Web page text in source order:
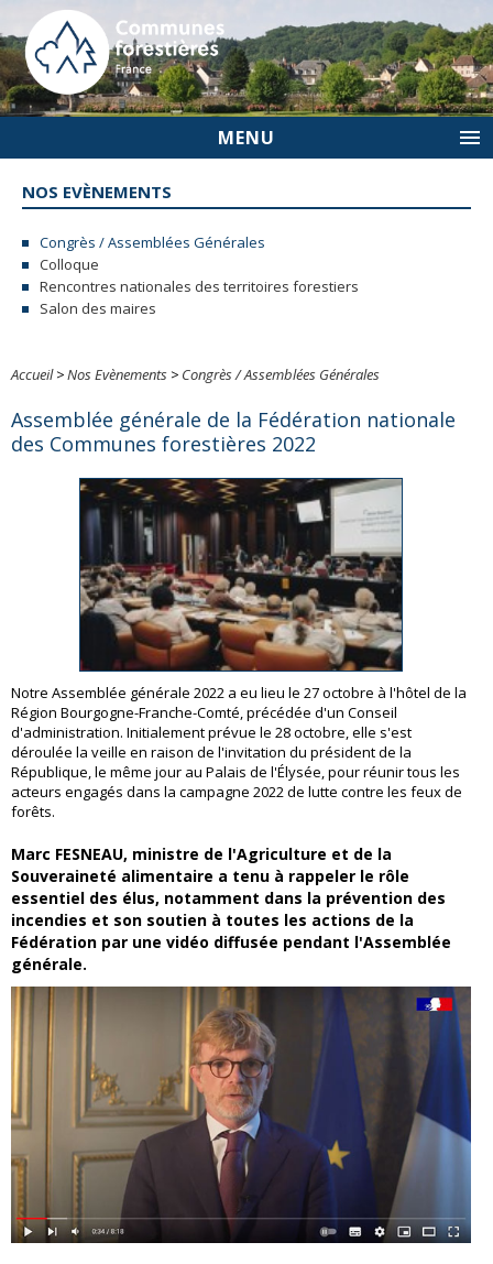
MENU
NOS EVÈNEMENTS
Congrès / Assemblées Générales
Colloque
Rencontres nationales des territoires forestiers
Salon des maires
Accueil>Nos Evènements > Congrès / Assemblées Générales
Assemblée générale de la Fédération nationale
des Communes forestières 2022
Notre Assemblée générale 2022 a eu lieu le 27 octobre à l'hôtel de la
Région Bourgogne-Franche-Comté, précédée d'un Conseil
d'administration. Initialement prévue le 28 octobre, elle s'est
déroulée la veille en raison de l'invitation du président de la
République, le même jour au Palais de l'Élysée, pour réunir tous les
acteurs engagés dans la campagne 2022 de lutte contre les feux de
forêts.
Marc FESNEAU, ministre de l'Agriculture et de la
Souveraineté alimentaire a tenu à rappeler le rôle
essentiel des élus, notamment dans la prévention des
incendies et son soutien à toutes les actions de la
Fédération par une vidéo diffusée pendant l'Assemblée
générale.